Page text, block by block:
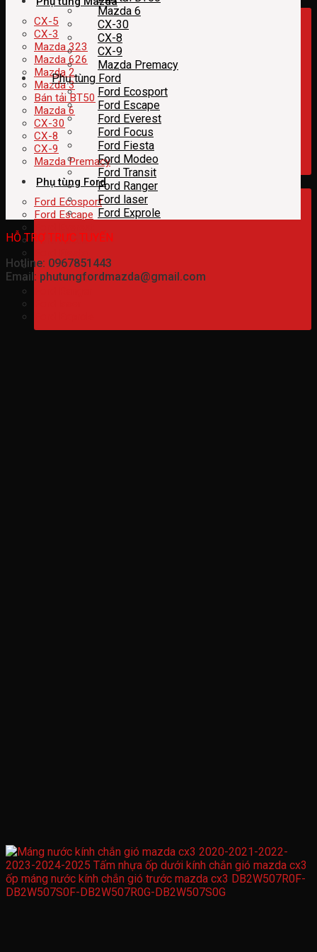
CX-5
CX-3
Mazda 323
Mazda 626
Mazda 2
Mazda 3
Bán tải BT50
Mazda 6
CX-30
CX-8
CX-9
Mazda Premacy
Phụ tùng Ford
Ford Ecosport
Ford Escape
Ford Focus
Ford Modeo
Ford Transit
Mazda 6
CX-30
CX-8
CX-9
Mazda Premacy
Phụ tùng Ford
Ford Ecosport
Ford Escape
Ford Everest
Ford Focus
Ford Fiesta
Ford Modeo
Ford Transit
Ford Ranger
Ford laser
Ford Exprole
HỖ TRỢ TRỰC TUYẾN
Hotline: 0967851443
Email: phutungfordmazda@gmail.com